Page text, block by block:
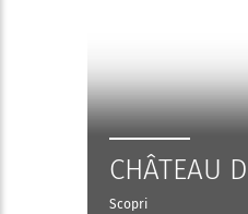
CHÂTEAU
Scopri